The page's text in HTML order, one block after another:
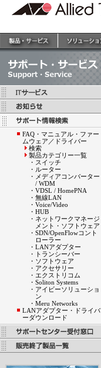
FAQ・マニュアル・ファー
ムウェア／ドライバー
検索
製品カテゴリー一覧
・ スイッチ
・ ルーター
・ メディアコンバーター
/ WDM
・ VDSL / HomePNA
・ 無線LAN
・ Voice/Video
・ HUB
・ ネットワークマネージ
メント・ソフトウェア
・ SDN/OpenFlowコント
ローラー
・ LANアダプター
・
トランシーバー
・ ソフトウェア
・ アクセサリー
・ エクストリコム
・ Soliton Systems
・ アイビーソリューショ
ン
・ Meru Networks
LANアダプター・ドライバ
ーダウンロード